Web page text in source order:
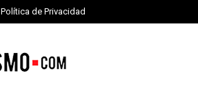
Política de Privacidad